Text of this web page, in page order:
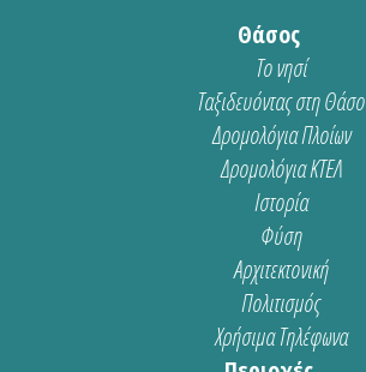
Θάσος
Το νησί
Ταξιδευόντας στη Θάσο
Δρομολόγια Πλοίων
Δρομολόγια ΚΤΕΛ
Ιστορία
Φύση
Αρχιτεκτονική
Πολιτισμός
Χρήσιμα Τηλέφωνα